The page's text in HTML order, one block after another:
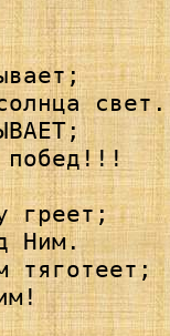
свет.
побед!!!
греет;
Ним.
тяготеет;